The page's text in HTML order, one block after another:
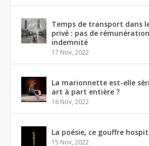
Temps de transport dans
privé : pas de
indemnité
17 Nov, 2022
La marionnette est-elle
art à part entière ?
16 Nov, 2022
La poésie, ce gouffre
15 Nov, 2022